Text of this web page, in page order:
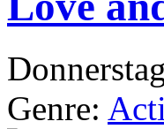
Genre: